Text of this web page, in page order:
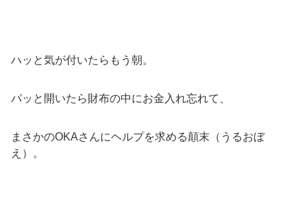
ハッと気が付いたらもう朝。
パッと開いたら財布の中にお金入れ忘れて、
まさかのOKAさんにヘルプを求める顛末（うるおぼ
え）。